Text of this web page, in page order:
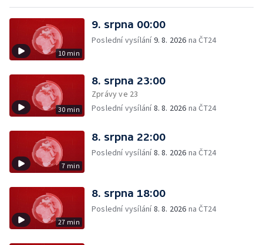
10 min
9. srpna 00:00
Poslední vysílání9. 8. 2026 na ČT24
30 min
8. srpna 23:00
Zprávy ve 23
Poslední vysílání8. 8. 2026 na ČT24
7 min
8. srpna 22:00
Poslední vysílání8. 8. 2026 na ČT24
27 min
8. srpna 18:00
Poslední vysílání8. 8. 2026 na ČT24